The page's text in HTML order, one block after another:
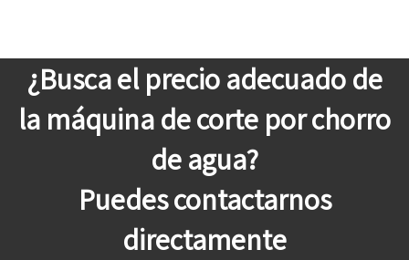
¿Busca el precio adecuado de
la máquina de corte por chorro
de agua?
Puedes contactarnos
directamente